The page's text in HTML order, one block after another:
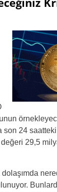
son 24
29,5